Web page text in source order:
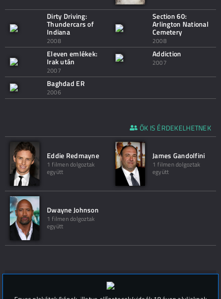
Dirty Driving:
Thundercars of
Indiana
2008
Section 60:
Arlington National
Cemetery
2008
Eleven emlékek:
Irak után
2007
Addiction
2007
Baghdad ER
2006
ŐK IS ÉRDEKELHETNEK
Eddie Redmayne
1 filmen dolgoztak
együtt
James Gandolfini
1 filmen dolgoztak
együtt
Dwayne Johnson
1 filmen dolgoztak
együtt
Hozzászólások (